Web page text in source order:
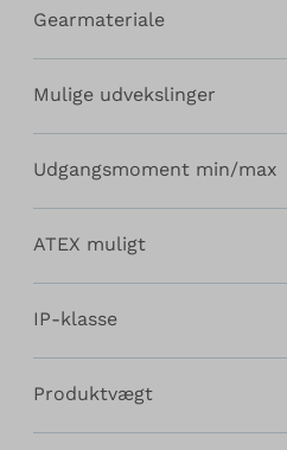
Gearmateriale
Mulige udvekslinger
Udgangsmoment min/max
ATEX muligt
IP-klasse
Produktvægt